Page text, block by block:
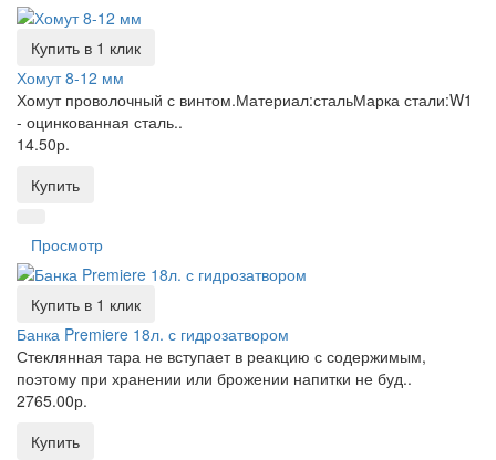
Купить в 1 клик
Хомут 8-12 мм
Хомут проволочный с винтом.Материал:стальМарка стали:W1
- оцинкованная сталь..
14.50р.
Купить
Просмотр
Купить в 1 клик
Банка Premiere 18л. с гидрозатвором
Стеклянная тара не вступает в реакцию с содержимым,
поэтому при хранении или брожении напитки не буд..
2765.00р.
Купить